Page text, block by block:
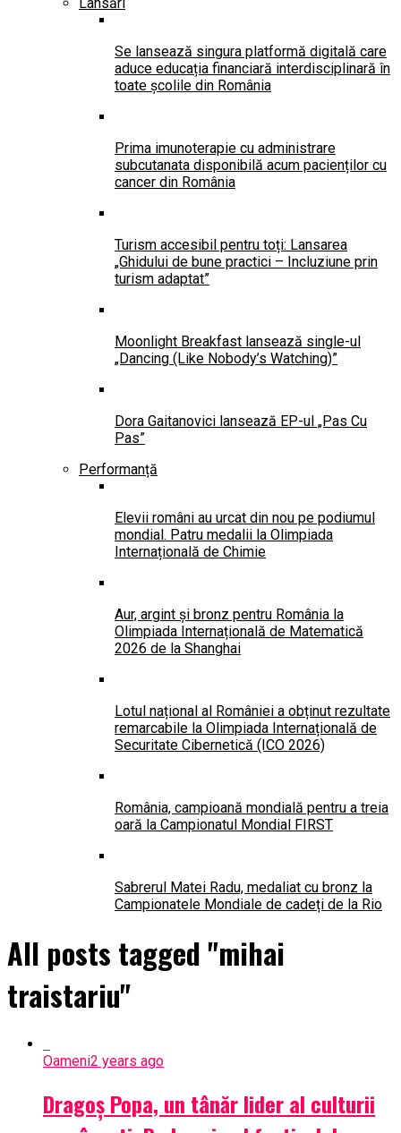
Se lansează singura platformă digitală care
aduce educația financiară interdisciplinară în
toate școlile din România
Prima imunoterapie cu administrare
subcutanata disponibilă acum pacienților cu
cancer din România
Turism accesibil pentru toți: Lansarea
„Ghidului de bune practici – Incluziune prin
turism adaptat”
Moonlight Breakfast lansează single-ul
„Dancing (Like Nobody’s Watching)”
Dora Gaitanovici lansează EP-ul „Pas Cu
Pas”
Performanță
Elevii români au urcat din nou pe podiumul
mondial. Patru medalii la Olimpiada
Internațională de Chimie
Aur, argint și bronz pentru România la
Olimpiada Internațională de Matematică
2026 de la Shanghai
Lotul național al României a obținut rezultate
remarcabile la Olimpiada Internațională de
Securitate Cibernetică (ICO 2026)
România, campioană mondială pentru a treia
oară la Campionatul Mondial FIRST
Sabrerul Matei Radu, medaliat cu bronz la
Campionatele Mondiale de cadeți de la Rio
All posts tagged "mihai
traistariu"
Oameni2 years ago
Dragoș Popa, un tânăr lider al culturii